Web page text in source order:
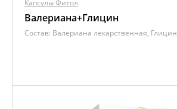
Капсулы Фитол
Валериана+Глицин
Состав: Валериана лекарственная, Глицин